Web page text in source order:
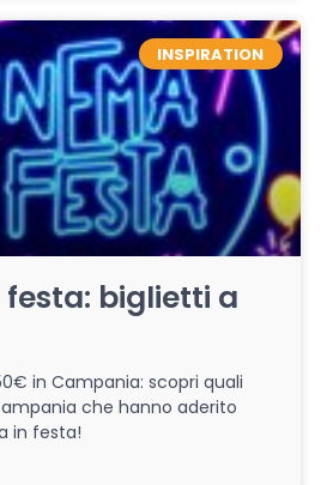
INSPIRATION
biglietti a
in Campania: scopri quali
che hanno aderito
in festa!